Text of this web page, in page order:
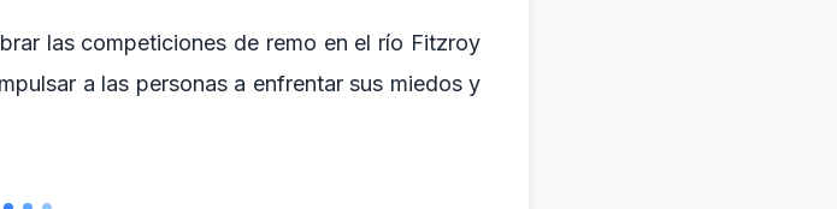
las competiciones de remo en el río Fitzroy
a las personas a enfrentar sus miedos y